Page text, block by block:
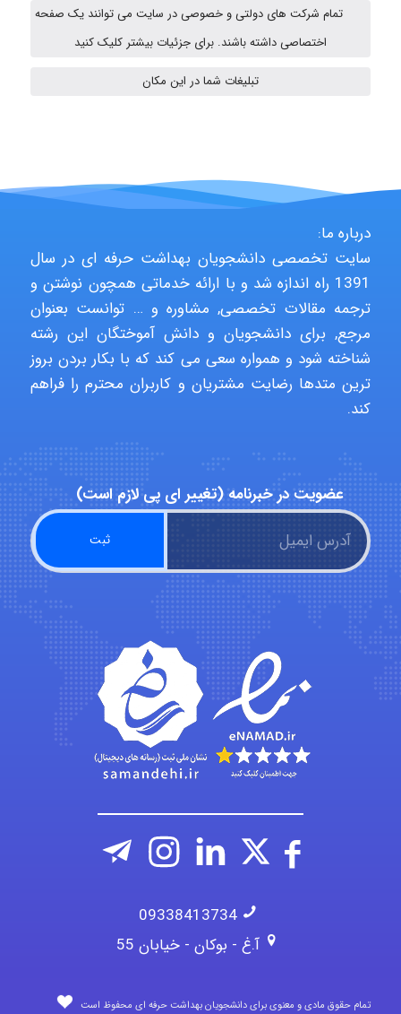
A.balandeh
Jafar Tym
aghajari vahid
Poubakhtiari
hosein abdolvand
Kati
emami
ehtesham
تمام شرکت های دولتی و خصوصی در سایت می توانند یک صفحه
اختصاصی داشته باشند. برای جزئیات بیشتر کلیک کنید
تبلیغات شما در این مکان
درباره ما:
سایت تخصصی دانشجویان بهداشت حرفه ای در سال
1391 راه اندازه شد و با ارائه خدماتی همچون نوشتن و
ترجمه مقالات تخصصی, مشاوره و … توانست بعنوان
مرجع, برای دانشجویان و دانش آموختگان این رشته
شناخته شود و همواره سعی می کند که با بکار بردن بروز
ترین متدها رضایت مشتریان و کاربران محترم را فراهم
کند.
عضویت در خبرنامه (تغییر ای پی لازم است)
09338413734
آ.غ - بوکان - خیابان 55
تمام حقوق مادی و معنوی برای دانشجویان بهداشت حرفه ای محفوظ است